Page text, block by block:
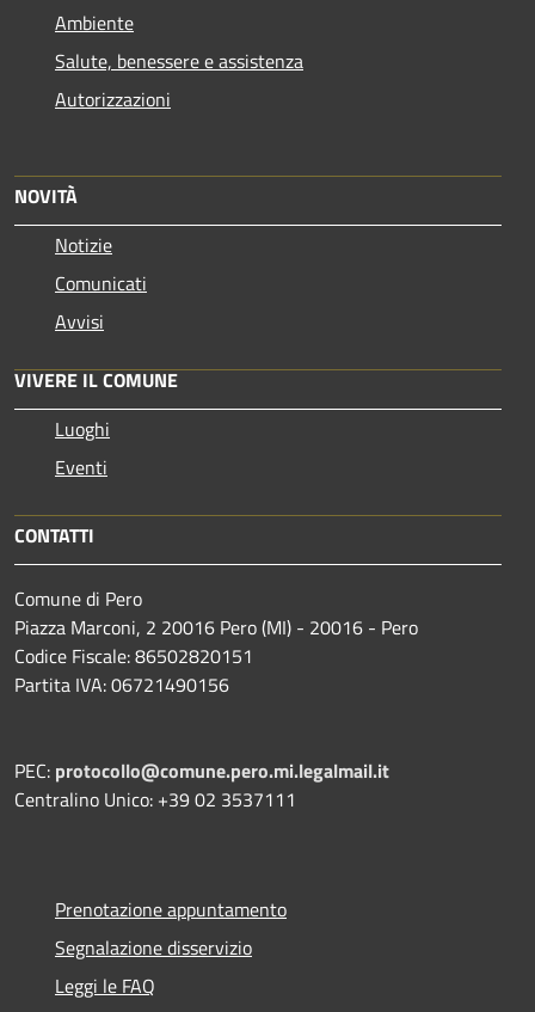
Ambiente
Salute, benessere e assistenza
Autorizzazioni
NOVITÀ
Notizie
Comunicati
Avvisi
VIVERE IL COMUNE
Luoghi
Eventi
CONTATTI
Comune di Pero
Piazza Marconi, 2 20016 Pero (MI) - 20016 - Pero
Codice Fiscale: 86502820151
Partita IVA: 06721490156
PEC: protocollo@comune.pero.mi.legalmail.it
Centralino Unico: +39 02 3537111
Prenotazione appuntamento
Segnalazione disservizio
Leggi le FAQ